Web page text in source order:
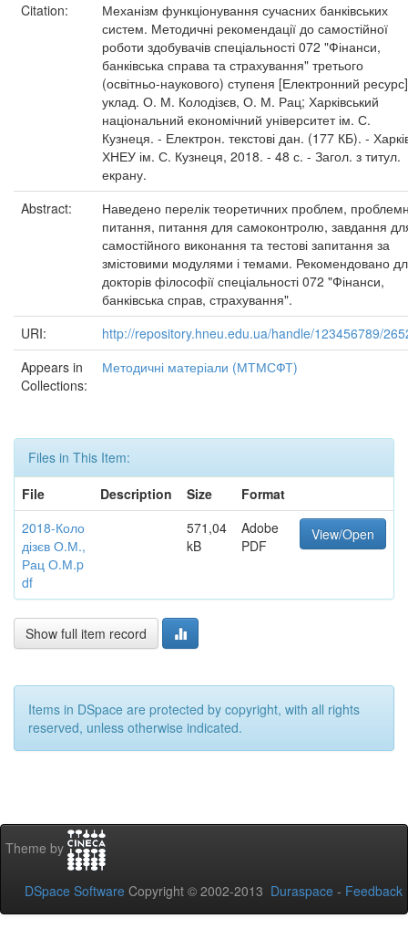
Citation:
Механізм функціонування сучасних банківських
систем. Методичні рекомендації до самостійної
роботи здобувачів спеціальності 072 "Фінанси,
банківська справа та страхування" третього
(освітньо-наукового) ступеня [Електронний
уклад. О. М. Колодізєв, О. М. Рац; Харківський
національний економічний університет ім. С.
Кузнеця. - Електрон. текстові дан. (177 КБ). -
ХНЕУ ім. С. Кузнеця, 2018. - 48 с. - Загол. з титул.
екрану.
Abstract:
Наведено перелік теоретичних проблем,
питання, питання для самоконтролю, завдання
самостійного виконання та тестові запитання за
змістовими модулями і темами. Рекомендовано
докторів філософії спеціальності 072 "Фінанси,
банківська справ, страхування".
URI:
http://repository.hneu.edu.ua/handle/123456789/
Appears in
Collections:
Методичні матеріали (МТМСФТ)
Files in This Item:
File
Description Size
Format
2018-Коло
дізєв О.М.,
Рац О.М.p
df
571,04
kB
Adobe
PDF
View/Open
Show full item record
Items in DSpace are protected by copyright, with all rights
reserved, unless otherwise indicated.
Theme by
DSpace Software Copyright © 2002-2013 Duraspace - Feedback